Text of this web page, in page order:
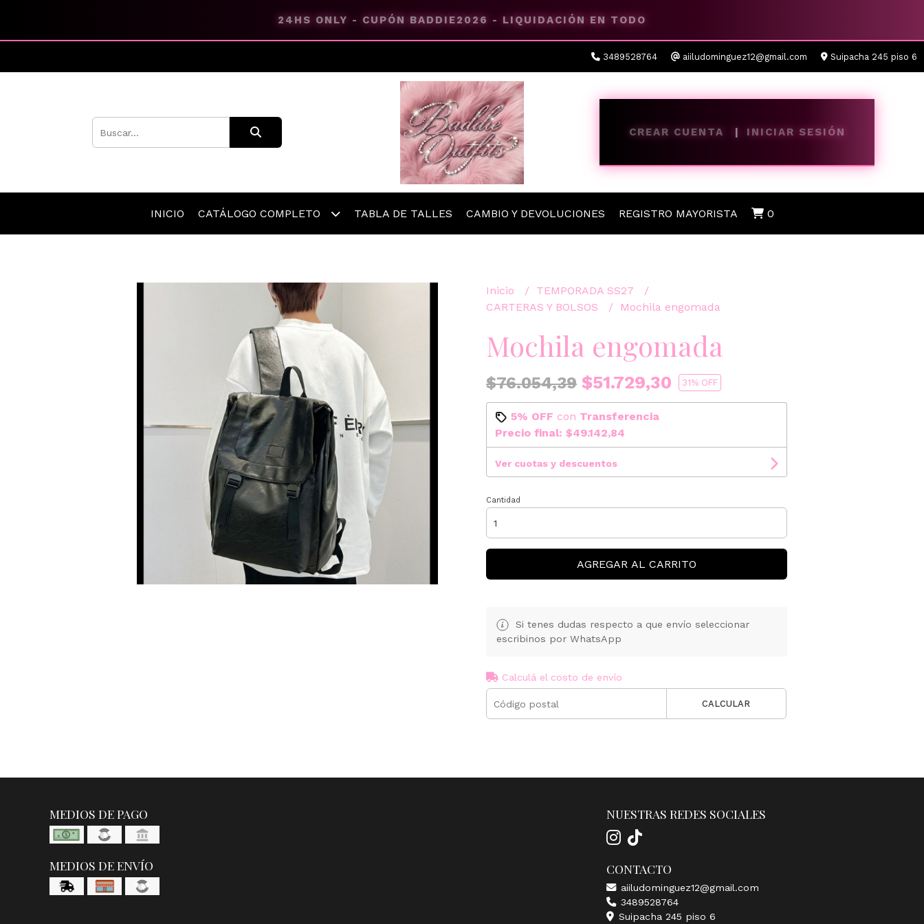
24HS ONLY - CUPÓN BADDIE2026 - LIQUIDACIÓN EN TODO
3489528764 aiiludominguez12@gmail.com Suipacha 245 piso 6
CREAR CUENTA INICIAR SESIÓN
INICIO CATÁLOGO COMPLETO TABLA DE TALLES CAMBIO Y DEVOLUCIONES REGISTRO MAYORISTA 0
Inicio
TEMPORADA SS27
CARTERAS Y BOLSOS
Mochila engomada
Mochila engomada
$76.054,39 $51.729,30 31% OFF
5% OFF con Transferencia
Precio final: $49.142,84
Ver cuotas y descuentos
Cantidad
AGREGAR AL CARRITO
Si tenes dudas respecto a que envío seleccionar
escribinos por WhatsApp
Calculá el costo de envío
CALCULAR
MEDIOS DE PAGO
MEDIOS DE ENVÍO
NUESTRAS REDES SOCIALES
CONTACTO
aiiludominguez12@gmail.com
3489528764
Suipacha 245 piso 6